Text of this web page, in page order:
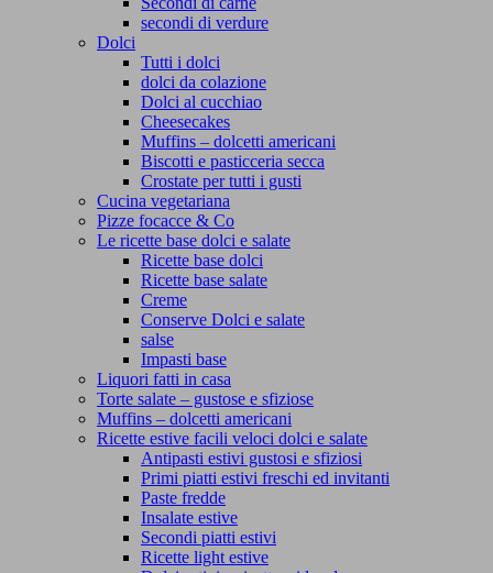
secondi di verdure
Dolci
Tutti i dolci
dolci da colazione
Dolci al cucchiao
Cheesecakes
Muffins – dolcetti americani
Biscotti e pasticceria secca
Crostate per tutti i gusti
Cucina vegetariana
Pizze focacce & Co
Le ricette base dolci e salate
Ricette base dolci
Ricette base salate
Creme
Conserve Dolci e salate
salse
Impasti base
Liquori fatti in casa
Torte salate – gustose e sfiziose
Muffins – dolcetti americani
Ricette estive facili veloci dolci e salate
Antipasti estivi gustosi e sfiziosi
Primi piatti estivi freschi ed invitanti
Paste fredde
Insalate estive
Secondi piatti estivi
Ricette light estive